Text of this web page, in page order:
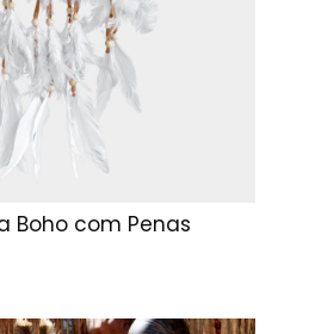
Boho com Penas